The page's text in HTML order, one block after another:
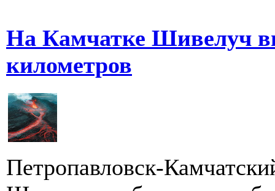
На Камчатке Шивелуч
километров
Петропавловск-